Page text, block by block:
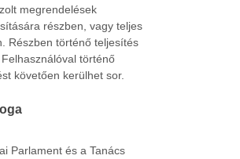
megrendelések
részben, vagy teljes
Részben történő teljesítés
történő
követően kerülhet sor.
Parlament és a Tanács